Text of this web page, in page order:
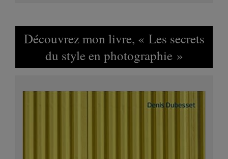
Découvrez mon livre, « Les secrets
du style en photographie »